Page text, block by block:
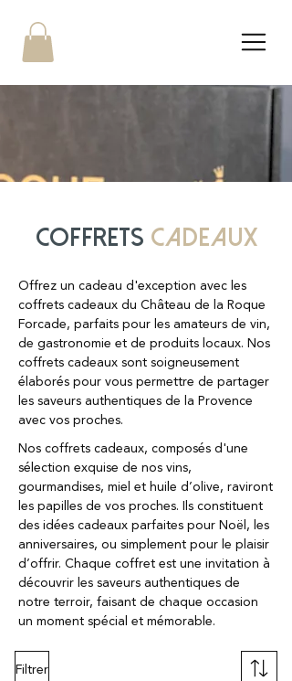
coffrets cadeaux
Offrez un cadeau d'exception avec les
coffrets cadeaux du Château de la Roque
Forcade, parfaits pour les amateurs de vin,
de gastronomie et de produits locaux. Nos
coffrets cadeaux sont soigneusement
élaborés pour vous permettre de partager
les saveurs authentiques de la Provence
avec vos proches.
Nos coffrets cadeaux, composés d'une
sélection exquise de nos vins,
gourmandises, miel et huile d’olive, raviront
les papilles de vos proches. Ils constituent
des idées cadeaux parfaites pour Noël, les
anniversaires, ou simplement pour le plaisir
d’offrir. Chaque coffret est une invitation à
découvrir les saveurs authentiques de
notre terroir, faisant de chaque occasion
un moment spécial et mémorable.
Filtrer